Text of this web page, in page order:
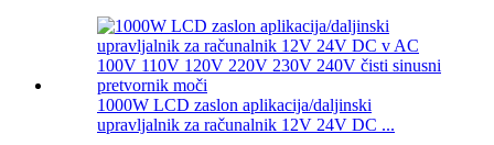
1000W LCD zaslon aplikacija/daljinski
upravljalnik za računalnik 12V 24V DC ...